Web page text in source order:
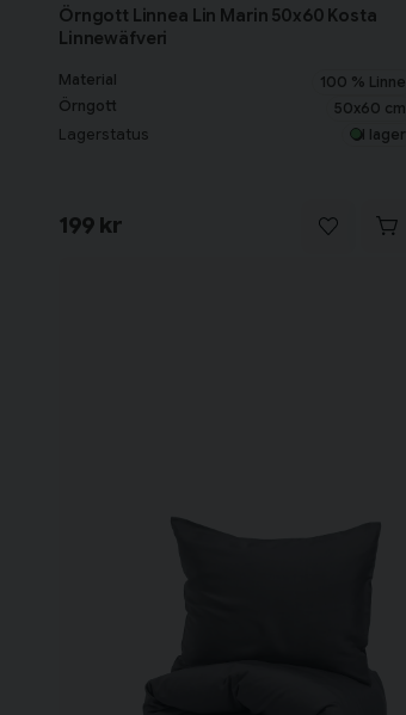
Örngott Linnea Lin Marin 50x60 Kosta
Linnewäfveri
Material
100 % Linne
Örngott
50x60 cm
Lagerstatus I lager
199 kr